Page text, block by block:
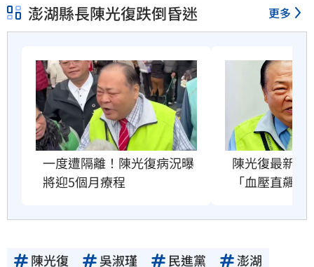
澎湖縣長陳光復跌倒昏迷 更多
一度遭隔離！陳光復病況曝
將迎5個月療程
陳光復最新病
「血壓直飆
陳光復 吳淑瑾 民進黨 澎湖